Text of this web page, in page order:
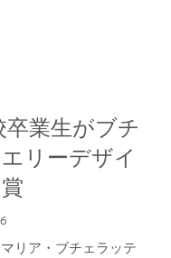
業生がブチ
リーデザイ
リア・ブチェラッテ